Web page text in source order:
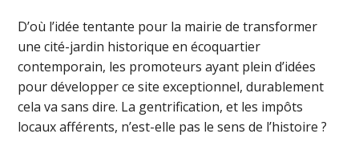
D’où l’idée tentante pour la mairie de transformer
une cité-jardin historique en écoquartier
contemporain, les promoteurs ayant plein d’idées
pour développer ce site exceptionnel, durablement
cela va sans dire. La gentrification, et les impôts
locaux afférents, n’est-elle pas le sens de l’histoire ?